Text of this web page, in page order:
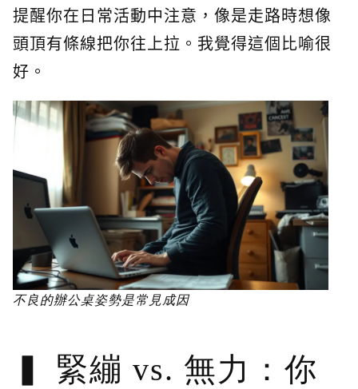
提醒你在日常活動中注意，像是走路時想像
頭頂有條線把你往上拉。我覺得這個比喻很
好。
不良的辦公桌姿勢是常見成因
緊繃 vs. 無力：你